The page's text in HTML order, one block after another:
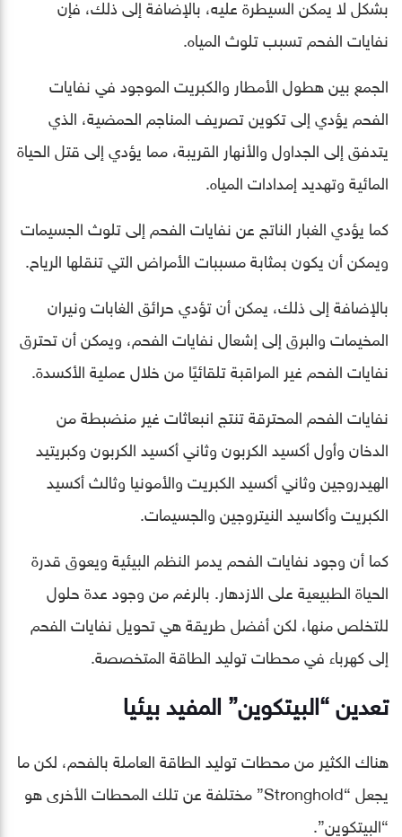
نفايات الفحم تسبب تلوث المياه.
الجمع بين هطول الأمطار والكبريت الموجود في نفايات
الفحم يؤدي إلى تكوين تصريف المناجم الحمضية، الذي
يتدفق إلى الجداول والأنهار القريبة، مما يؤدي إلى قتل الحياة
المائية وتهديد إمدادات المياه.
كما يؤدي الغبار الناتج عن نفايات الفحم إلى تلوث الجسيمات
ويمكن أن يكون بمثابة مسببات الأمراض التي تنقلها الرياح.
بالإضافة إلى ذلك، يمكن أن تؤدي حرائق الغابات ونيران
المخيمات والبرق إلى إشعال نفايات الفحم، ويمكن أن تحترق
نفايات الفحم غير المراقبة تلقائيًا من خلال عملية الأكسدة.
نفايات الفحم المحترقة تنتج انبعاثات غير منضبطة من
الدخان وأول أكسيد الكربون وثاني أكسيد الكربون وكبريتيد
الهيدروجين وثاني أكسيد الكبريت والأمونيا وثالث أكسيد
الكبريت وأكاسيد النيتروجين والجسيمات.
كما أن وجود نفايات الفحم يدمر النظم البيئية ويعوق قدرة
الحياة الطبيعية على الازدهار. بالرغم من وجود عدة حلول
للتخلص منها، لكن أفضل طريقة هي تحويل نفايات الفحم
إلى كهرباء في محطات توليد الطاقة المتخصصة.
تعدين “البيتكوين” المفيد بيئيا
هناك الكثير من محطات توليد الطاقة العاملة بالفحم، لكن ما
يجعل “Stronghold” مختلفة عن تلك المحطات الأخرى هو
“البيتكوين”.